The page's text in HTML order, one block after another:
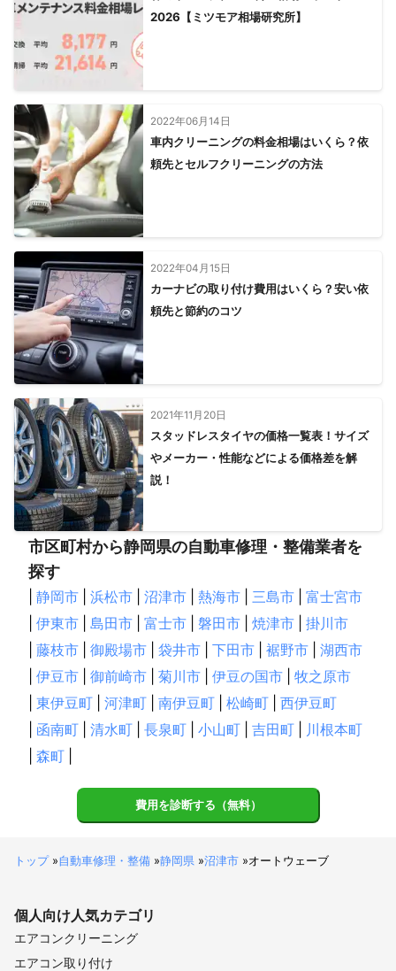
2026【ミツモア相場研究所】
2022年06月14日
車内クリーニングの料金相場はいくら？依
頼先とセルフクリーニングの方法
2022年04月15日
カーナビの取り付け費用はいくら？安い依
頼先と節約のコツ
2021年11月20日
スタッドレスタイヤの価格一覧表！サイズ
やメーカー・性能などによる価格差を解
説！
市区町村から静岡県の自動車修理・整備業者を
探す
静岡市 浜松市 沼津市 熱海市 三島市
富士宮市
伊東市 島田市 富士市 磐田市 焼津市
掛川市
藤枝市 御殿場市 袋井市 下田市 裾野市
湖西市
伊豆市 御前崎市 菊川市 伊豆の国市
牧之原市
東伊豆町 河津町 南伊豆町 松崎町
西伊豆町
函南町 清水町 長泉町 小山町 吉田町
川根本町
森町
費用を診断する（無料）
トップ»自動車修理・整備 »静岡県 »沼津市 »オートウェーブ
個人向け人気カテゴリ
エアコンクリーニング
エアコン取り付け